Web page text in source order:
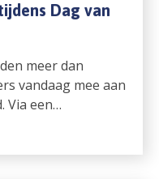
Dag van
meer dan
vandaag mee aan
Via een…